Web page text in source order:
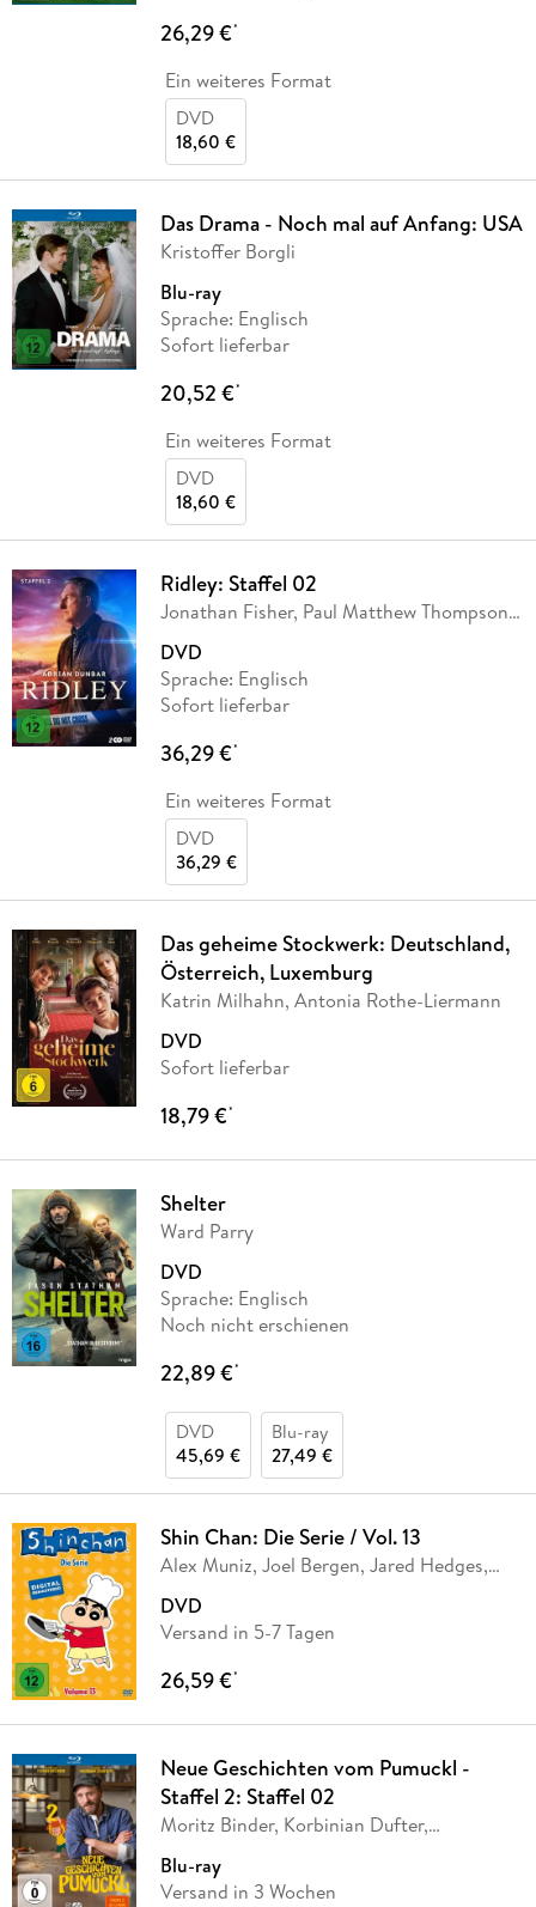
26,29 €*
Ein weiteres Format
DVD
18,60 €
Das Drama - Noch mal auf Anfang: USA
Kristoffer Borgli
Blu-ray
Sprache: Englisch
Sofort lieferbar
20,52 €*
Ein weiteres Format
DVD
18,60 €
Ridley: Staffel 02
Jonathan Fisher, Paul Matthew Thompson,
DVD
Sprache: Englisch
Sofort lieferbar
36,29 €*
Ein weiteres Format
DVD
36,29 €
Das geheime Stockwerk: Deutschland,
Österreich, Luxemburg
Katrin Milhahn, Antonia Rothe-Liermann
DVD
Sofort lieferbar
18,79 €*
Shelter
Ward Parry
DVD
Sprache: Englisch
Noch nicht erschienen
22,89 €*
DVD
45,69 €
Blu-ray
27,49 €
Shin Chan: Die Serie / Vol. 13
Alex Muniz, Joel Bergen, Jared Hedges,
DVD
Versand in 5-7 Tagen
26,59 €*
Neue Geschichten vom Pumuckl -
Staffel 2: Staffel 02
Moritz Binder, Korbinian Dufter,
Blu-ray
Versand in 3 Wochen